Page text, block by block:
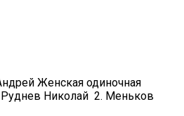
Женская одиночная
Руднев Николай 2. Меньков